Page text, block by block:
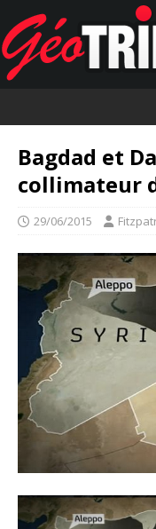
Bagdad et
collimateur
29/06/2015